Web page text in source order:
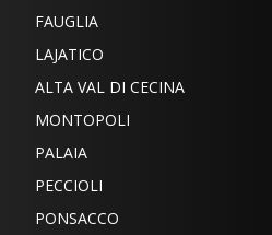
FAUGLIA
LAJATICO
ALTA VAL DI CECINA
MONTOPOLI
PALAIA
PECCIOLI
PONSACCO